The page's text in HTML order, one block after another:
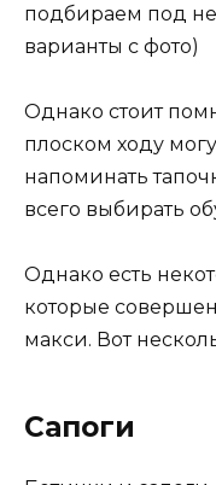
Однако стоит
плоском ходу
напоминать
всего выбирать
Однако есть
которые
макси. Вот
Сапоги